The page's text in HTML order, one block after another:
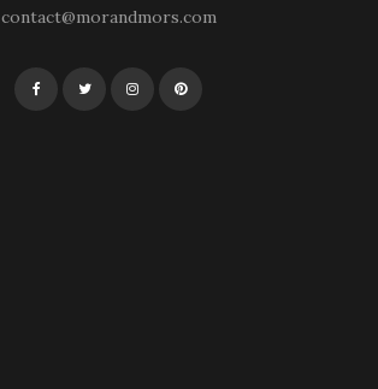
contact@morandmors.com